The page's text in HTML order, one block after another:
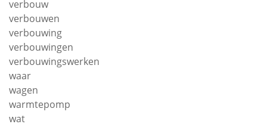
verbouw
verbouwen
verbouwing
verbouwingen
verbouwingswerken
waar
wagen
warmtepomp
wat